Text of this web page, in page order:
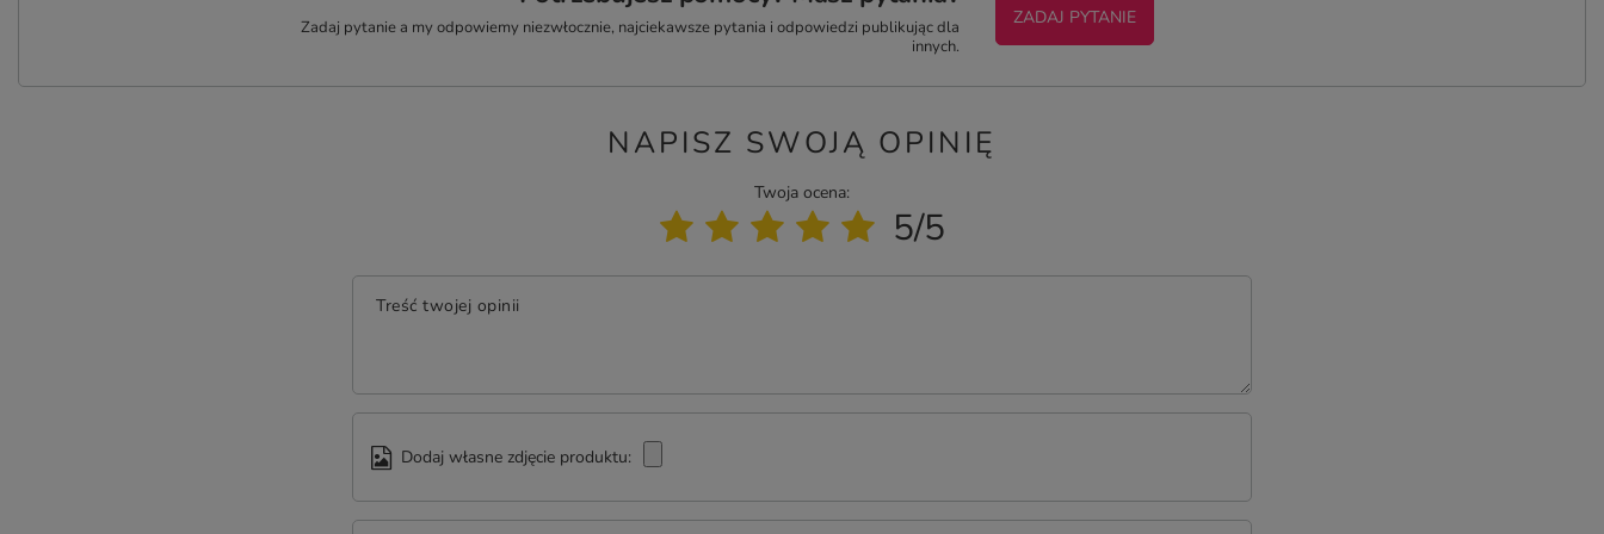
Zadaj pytanie a my odpowiemy niezwłocznie, najciekawsze pytania i odpowiedzi publikując dla
innych.
ZADAJ PYTANIE
NAPISZ SWOJĄ OPINIĘ
Twoja ocena:
5/5
Treść twojej opinii
Dodaj własne zdjęcie produktu: